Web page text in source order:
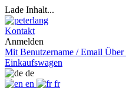
Lade Inhalt...
Kontakt
Anmelden
Mit Benutzername / Email Über
Einkaufswagen
de
en
fr